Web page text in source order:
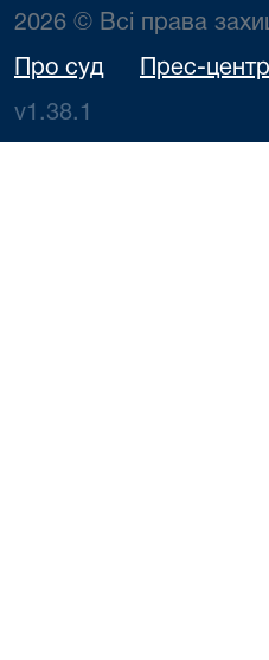
2026 © Всі права
Про суд Прес-центр
v1.38.1